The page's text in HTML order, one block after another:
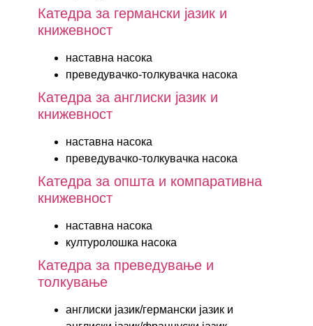
Катедра за германски јазик и
книжевност
наставна насока
преведувачко-толкувачка насока
Катедра за англиски јазик и
книжевност
наставна насока
преведувачко-толкувачка насока
Катедра за општа и компаративна
книжевност
наставна насока
културолошка насока
Катедра за преведување и
толкување
англиски јазик/германски јазик и